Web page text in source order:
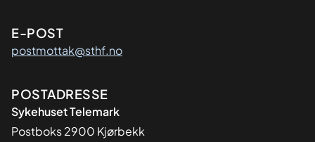
E-POST
postmottak@sthf.no
Adresse
POSTADRESSE
Sykehuset Telemark
Postboks 2900 Kjørbekk